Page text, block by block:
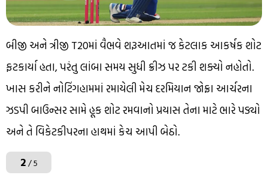
બીજી અને ત્રીજી T20માં વૈભવે શરૂઆતમાં જ કેટલાક આકર્ષક શોટ
ફટકાર્યા હતા, પરંતુ લાંબા સમય સુધી ક્રીઝ પર ટકી શક્યો નહોતો.
ખાસ કરીને નોટિંગહામમાં રમાયેલી મેચ દરમિયાન જોફ્રા આર્ચરના
ઝડપી બાઉન્સર સામે હૂક શોટ રમવાનો પ્રયાસ તેના માટે ભારે પડ્યો
અને તે વિકેટકીપરના હાથમાં કેચ આપી બેઠો.
2/ 5